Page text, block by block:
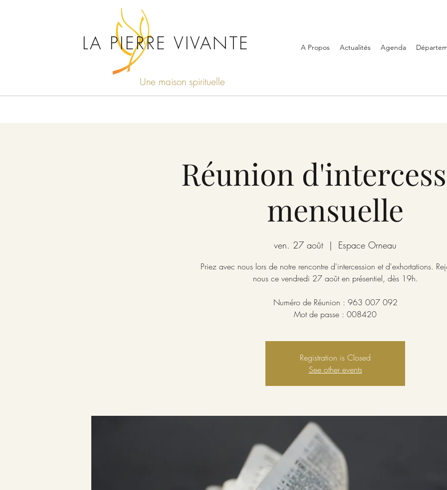
LA PIERRE VIVANTE A Propos Actualités Agenda
Une maison spirituelle
Réunion
mensuelle
ven. 27 août
  |
Espace Orneau
Priez avec nous lors de notre rencontre d'intercession et d'exhortations.
nous ce vendredi 27 août en présentiel, dès 19h.
Numéro de Réunion : 963 007 092
Mot de passe : 008420
Registration is Closed
See other events